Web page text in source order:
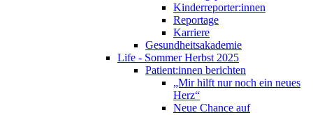
Kinderreporter:innen
Reportage
Karriere
Gesundheitsakademie
Life - Sommer Herbst 2025
Patient:innen berichten
„Mir hilft nur noch ein neues
Herz“
Neue Chance auf